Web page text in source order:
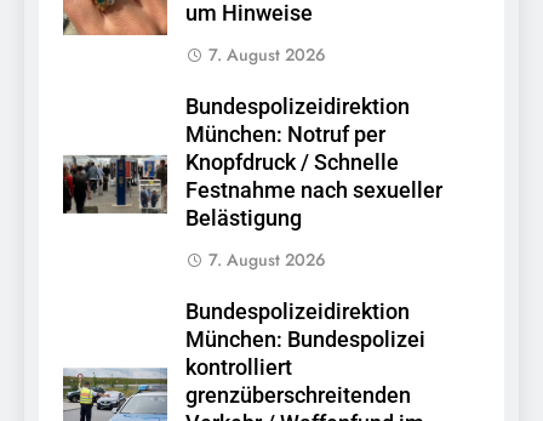
um Hinweise
7. August 2026
Bundespolizeidirektion
München: Notruf per
Knopfdruck / Schnelle
Festnahme nach sexueller
Belästigung
7. August 2026
Bundespolizeidirektion
München: Bundespolizei
kontrolliert
grenzüberschreitenden